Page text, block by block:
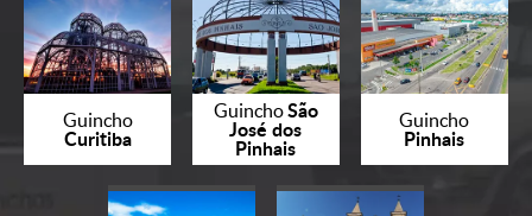
Guincho
Curitiba
GuinchoSão
José dos
Pinhais
Guincho
Pinhais